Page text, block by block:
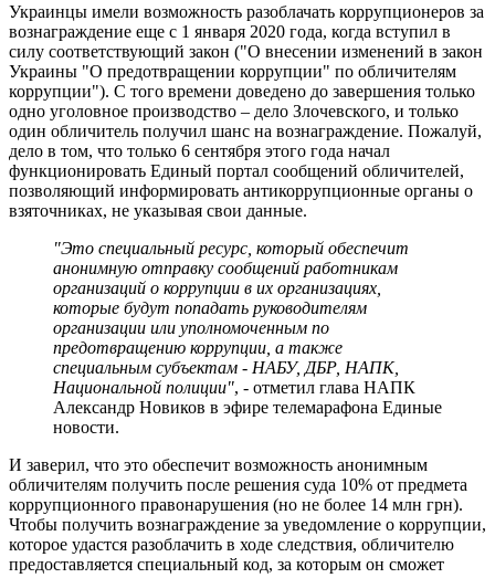
Украинцы имели возможность разоблачать коррупционеров за
вознаграждение еще с 1 января 2020 года, когда вступил в
силу соответствующий закон ("О внесении изменений в закон
Украины "О предотвращении коррупции" по обличителям
коррупции"). С того времени доведено до завершения только
одно уголовное производство – дело Злочевского, и только
один обличитель получил шанс на вознаграждение. Пожалуй,
дело в том, что только 6 сентября этого года начал
функционировать Единый портал сообщений обличителей,
позволяющий информировать антикоррупционные органы о
взяточниках, не указывая свои данные.
"Это специальный ресурс, который обеспечит
анонимную отправку сообщений работникам
организаций о коррупции в их организациях,
которые будут попадать руководителям
организации или уполномоченным по
предотвращению коррупции, а также
специальным субъектам - НАБУ, ДБР, НАПК,
Национальной полиции", - отметил глава НАПК
Александр Новиков в эфире телемарафона Единые
новости.
И заверил, что это обеспечит возможность анонимным
обличителям получить после решения суда 10% от предмета
коррупционного правонарушения (но не более 14 млн грн).
Чтобы получить вознаграждение за уведомление о коррупции,
которое удастся разоблачить в ходе следствия, обличителю
предоставляется специальный код, за которым он сможет